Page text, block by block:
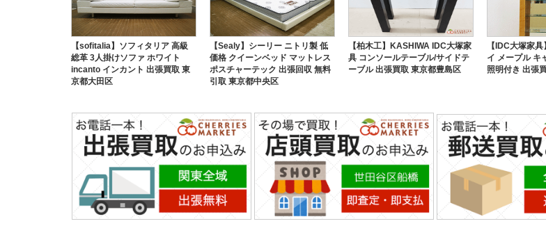
【sofitalia】ソフィタリア 高級
総革 3人掛けソファ ホワイト
incanto インカント 出張買取 東
京都大田区
【Sealy】シーリー ニトリ製 低
価格 クイーンベッド マットレス
ポスチャーテック 出張回収 無料
引取 東京都中央区
【柏木工】KASHIWA IDC大塚家
具 コンソールテーブル/サイドテ
ーブル 出張買取 東京都豊島区
【IDC大塚家
イ メープル キ
照明付き 出張